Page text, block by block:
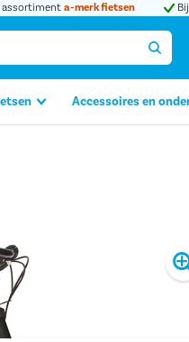
a-merk fietsen
Accessoires en